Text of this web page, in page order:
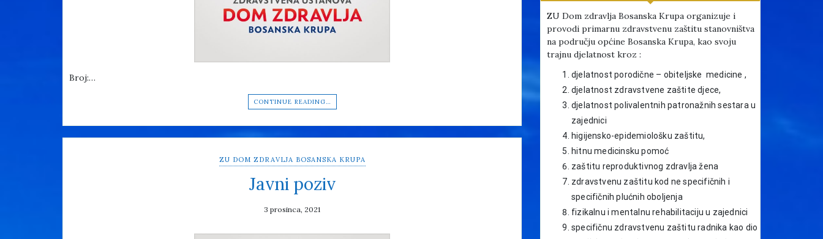
Broj:…
CONTINUE READING…
ZU DOM ZDRAVLJA BOSANSKA KRUPA
Javni poziv
3 prosinca, 2021
ZU Dom zdravlja Bosanska Krupa organizuje i
provodi primarnu zdravstvenu zaštitu stanovništva
na području općine Bosanska Krupa, kao svoju
trajnu djelatnost kroz :
djelatnost porodične – obiteljske medicine ,
djelatnost zdravstvene zaštite djece,
djelatnost polivalentnih patronažnih sestara u
zajednici
higijensko-epidemiološku zaštitu,
hitnu medicinsku pomoć
zaštitu reproduktivnog zdravlja žena
zdravstvenu zaštitu kod ne specifičnih i
specifičnih plućnih oboljenja
fizikalnu i mentalnu rehabilitaciju u zajednici
specifičnu zdravstvenu zaštitu radnika kao dio